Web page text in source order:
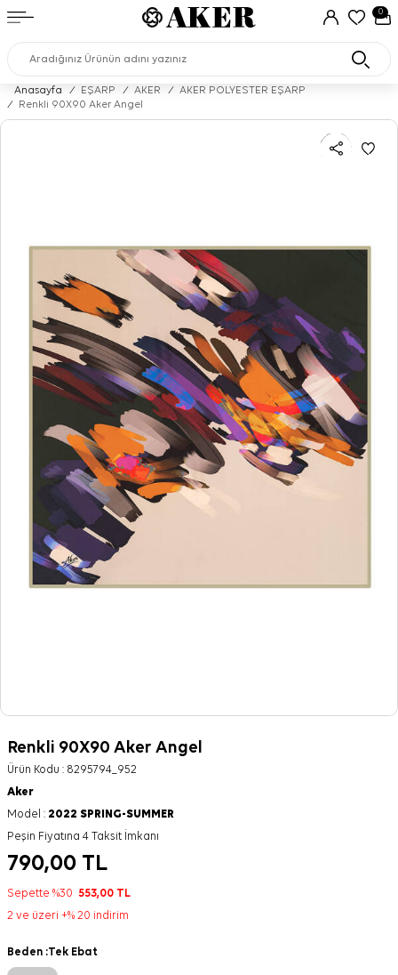
0
Anasayfa / EŞARP / AKER /
AKER POLYESTER EŞARP
/
Renkli 90X90 Aker Angel
Renkli 90X90 Aker Angel
Ürün Kodu : 8295794_952
Aker
Model : 2022 SPRING-SUMMER
Peşin Fiyatına 4 Taksit İmkanı
790,00 TL
Sepette %30 553,00 TL
2 ve üzeri +% 20 indirim
Beden :Tek Ebat